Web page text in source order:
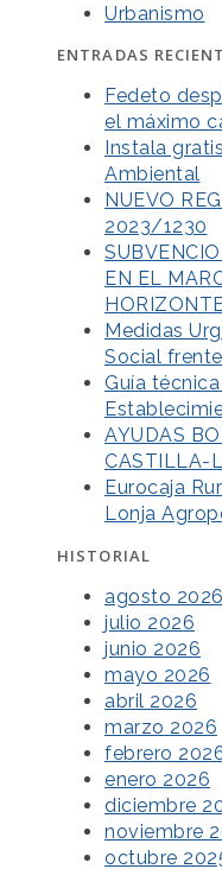
Urbanismo
ENTRADAS
Fedeto
el máximo
Instala
Ambiental
NUEVO
2023/1230
EN EL
Medidas
Social
Guía
AYUDAS
CASTILLA-
Eurocaja
Lonja
HISTORIAL
agosto 2026
julio 2026
junio 2026
mayo 2026
abril 2026
marzo 2026
febrero
enero 2026
diciembre
noviembre
octubre